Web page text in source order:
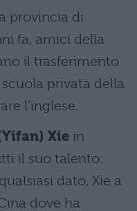
provincia di
fa, amici della
il trasferimento
scuola privata della
l'inglese.
Xie in
il suo talento:
dato, Xie a
dove ha